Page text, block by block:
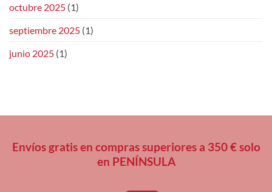
octubre 2025 (1)
septiembre 2025 (1)
junio 2025 (1)
Envíos gratis en compras superiores a 350 € solo
en PENÍNSULA